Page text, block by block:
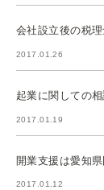
会社設立後の税
2017.01.26
起業に関しての
2017.01.19
開業支援は愛知
2017.01.12